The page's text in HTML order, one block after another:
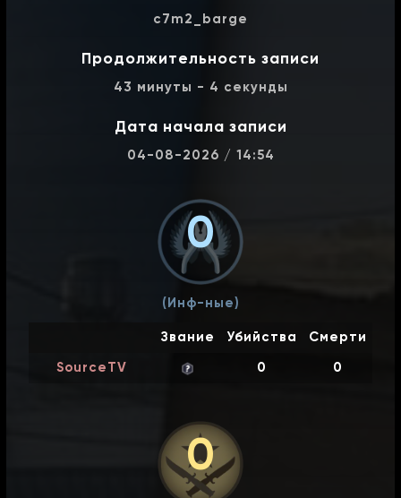
c11m4_terminal
0 -
04-08-2026 / 12:31
0
04-08-2026 / 12:15
c11m1_greenhouse
0
0 -
c7m2_barge
Продолжительность записи
43 минуты - 4 секунды
Дата начала записи
04-08-2026 / 14:54
0
(Инф-ные)
Звание Убийства Смерти
SourceTV 0 0
0